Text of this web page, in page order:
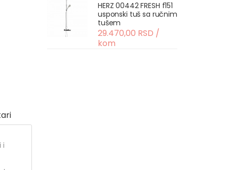
i
HERZ 00442 FRESH f151
usponski tuš sa ručnim
tušem
29.470,00 RSD /
kom